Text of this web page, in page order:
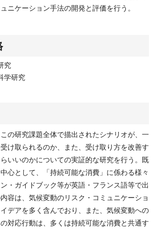
ニケーション手法の開発と評価を行う。
究
学研究
の研究課題全体で描出されたシナリオが、一
け取られるのか、また、受け取り方を改善す
いいのかについての実証的な研究を行う。既
心として、「持続可能な消費」に係わる様々
・ガイドブック等が英語・フランス語等で出
容は、気候変動のリスク・コミュニケーショ
デアを多く含んでおり、また、気候変動への
対応行動は、多くは持続可能な消費と共通す